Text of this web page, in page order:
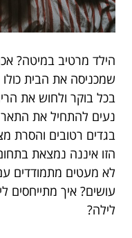
הילד מרטיב במיטה?
שמכניסה את הבית
בכל בוקר ולחוש את
נעים להתחיל את
בגדים רטובים והסרת
הזו איננה נמצאת
לא מעטים מתמודדים
עושים? איך מתייחסים
לילה?